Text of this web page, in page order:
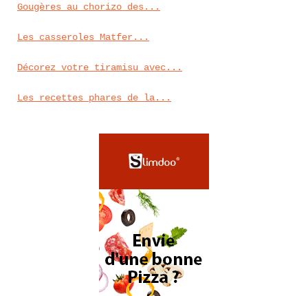
Gougères au chorizo des...
Les casseroles Matfer...
Décorez votre tiramisu avec...
Les recettes phares de la...